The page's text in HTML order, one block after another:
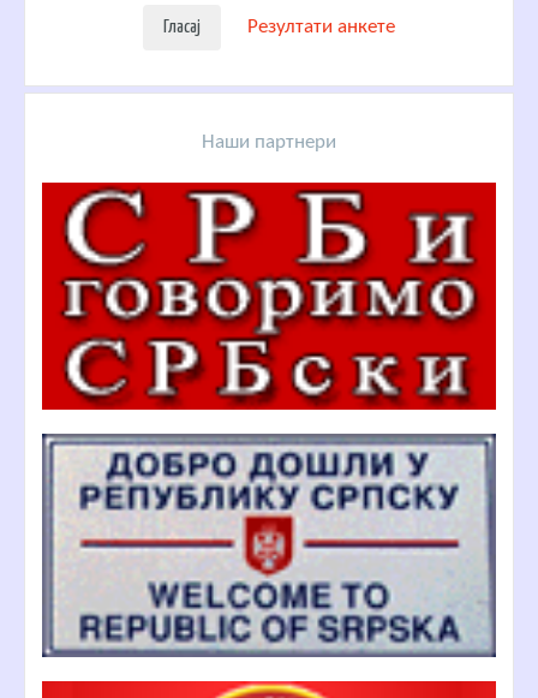
Резултати анкете
Наши партнери